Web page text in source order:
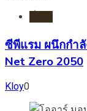
ซีพีแรม ผนึกกำ
Net Zero 2050
Kloy0